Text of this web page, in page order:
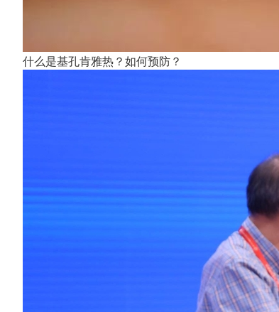
什么是基孔肯雅热？如何预防？